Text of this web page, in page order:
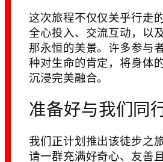
这次旅程不仅仅关乎行走
全心投入、交流互动，以
那永恒的美景。许多参与
种对生命的肯定，将身体
沉浸完美融合。
准备好与我们同
我们正计划推出该徒步之
请一群充满好奇心、友善